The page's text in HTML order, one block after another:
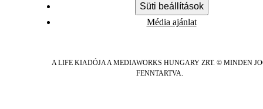
Süti beállítások
Média ajánlat
A LIFE KIADÓJA A MEDIAWORKS HUNGARY ZRT. © MINDEN
FENNTARTVA.